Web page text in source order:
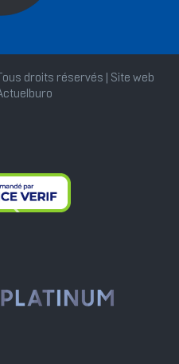
droits réservés | Site web